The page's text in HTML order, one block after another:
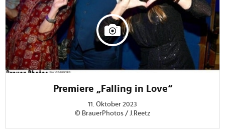
Premiere „Falling in Love“
11. Oktober 2023
© BrauerPhotos / J.Reetz